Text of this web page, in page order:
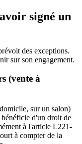
signé un
des exceptions.
sur son engagement.
(vente à
sur un salon)
d'un droit de
à l'article L221-
à compter de la